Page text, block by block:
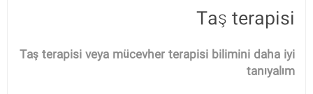
Taş terapisi
Taş terapisi veya mücevher terapisi bilimini daha iyi
tanıyalım